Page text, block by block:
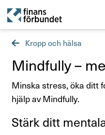
5 skäl att bli
Kropp och hälsa
Mind­fully –
Minska stress, öka ditt
hjälp av Mindfully.
Stärk ditt